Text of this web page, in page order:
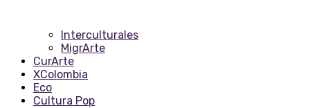
Interculturales
MigrArte
CurArte
XColombia
Eco
Cultura Pop